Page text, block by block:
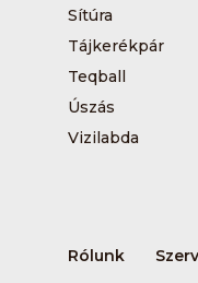
Sítúra
Tájkerékpár
Teqball
Úszás
Vizilabda
Rólunk